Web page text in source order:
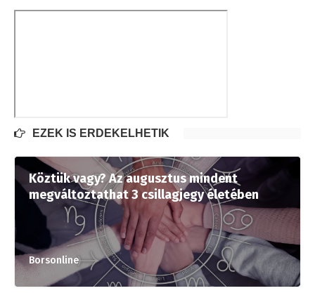
EZEK IS ÉRDEKELHETIK
Köztük vagy? Az augusztus mindent
megváltoztathat 3 csillagjegy életében
Borsonline